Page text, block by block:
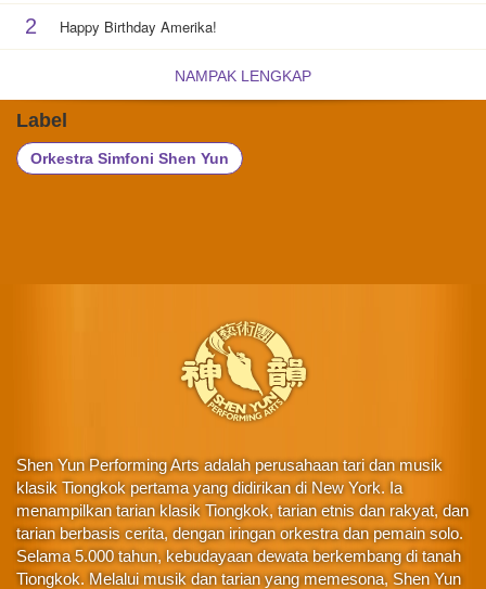
2 Happy Birthday Amerika!
NAMPAK LENGKAP
Label
Orkestra Simfoni Shen Yun
Shen Yun Performing Arts adalah perusahaan tari dan musik
klasik Tiongkok pertama yang didirikan di New York. Ia
menampilkan tarian klasik Tiongkok, tarian etnis dan rakyat, dan
tarian berbasis cerita, dengan iringan orkestra dan pemain solo.
Selama 5.000 tahun, kebudayaan dewata berkembang di tanah
Tiongkok. Melalui musik dan tarian yang memesona, Shen Yun